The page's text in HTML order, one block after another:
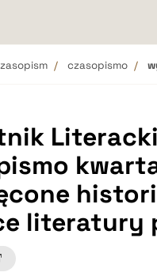
czasopismo
literatury